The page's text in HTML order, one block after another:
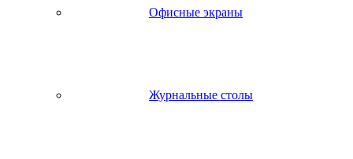
Офисные экраны
Журнальные столы